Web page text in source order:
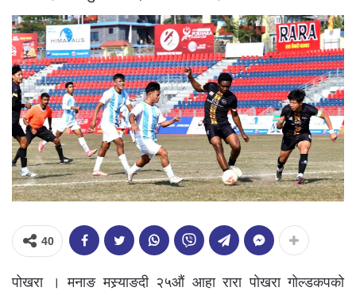
40
पोखरा । मनाङ मस्र्याङदी २५औं आहा रारा पोखरा गोल्डकपको